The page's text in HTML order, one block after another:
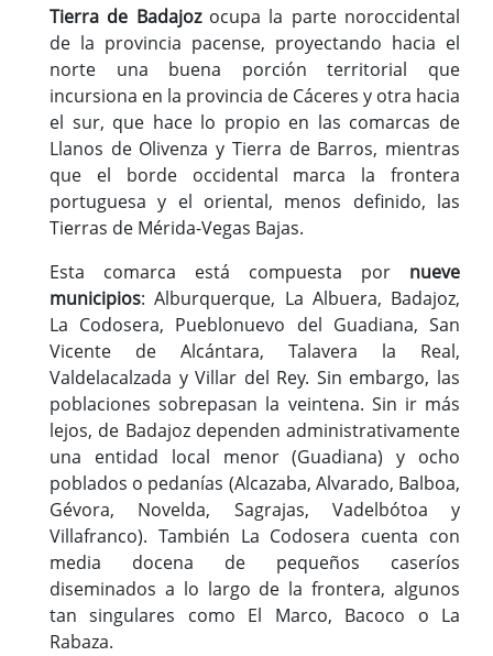
Pueblonuevo del Guadiana
San Vicente de Alcántara
Talavera la Real
Valdelacalzada
Villar del Rey
Tierra de Badajozocupa la parte noroccidental
de la provincia pacense, proyectando hacia el
norte una buena porción territorial que
incursiona en la provincia de Cáceres y otra hacia
el sur, que hace lo propio en las comarcas de
Llanos de Olivenza y Tierra de Barros, mientras
que el borde occidental marca la frontera
portuguesa y el oriental, menos definido, las
Tierras de Mérida-Vegas Bajas.
Esta comarca está compuesta por nueve
municipios: Alburquerque, La Albuera, Badajoz,
La Codosera, Pueblonuevo del Guadiana, San
Vicente de Alcántara, Talavera la Real,
Valdelacalzada y Villar del Rey. Sin embargo, las
poblaciones sobrepasan la veintena. Sin ir más
lejos, de Badajoz dependen administrativamente
una entidad local menor (Guadiana) y ocho
poblados o pedanías (Alcazaba, Alvarado, Balboa,
Gévora, Novelda, Sagrajas, Vadelbótoa y
Villafranco). También La Codosera cuenta con
media docena de pequeños caseríos
diseminados a lo largo de la frontera, algunos
tan singulares como El Marco, Bacoco o La
Rabaza.